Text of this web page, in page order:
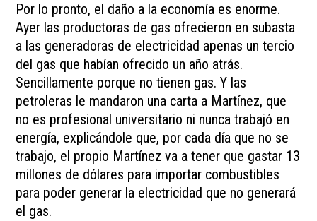
Por lo pronto, el daño a la economía es enorme.
Ayer las productoras de gas ofrecieron en subasta
a las generadoras de electricidad apenas un tercio
del gas que habían ofrecido un año atrás.
Sencillamente porque no tienen gas. Y las
petroleras le mandaron una carta a Martínez, que
no es profesional universitario ni nunca trabajó en
energía, explicándole que, por cada día que no se
trabajo, el propio Martínez va a tener que gastar 13
millones de dólares para importar combustibles
para poder generar la electricidad que no generará
el gas.